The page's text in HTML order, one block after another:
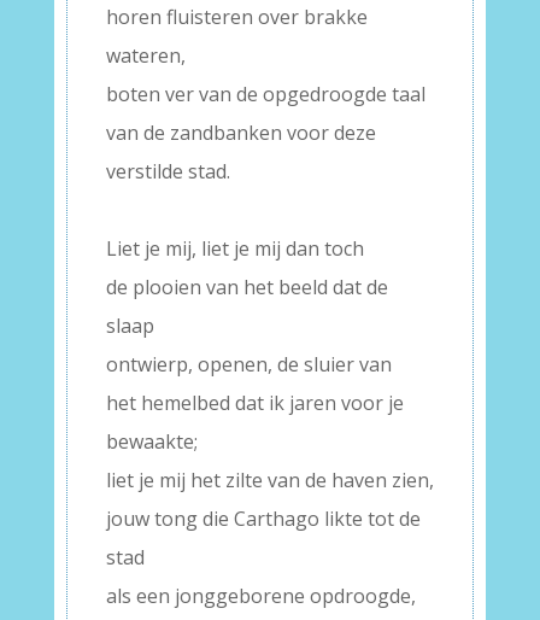
horen fluisteren over brakke
wateren,
boten ver van de opgedroogde taal
van de zandbanken voor deze
verstilde stad.
Liet je mij, liet je mij dan toch
de plooien van het beeld dat de
slaap
ontwierp, openen, de sluier van
het hemelbed dat ik jaren voor je
bewaakte;
liet je mij het zilte van de haven zien,
jouw tong die Carthago likte tot de
stad
als een jonggeborene opdroogde,